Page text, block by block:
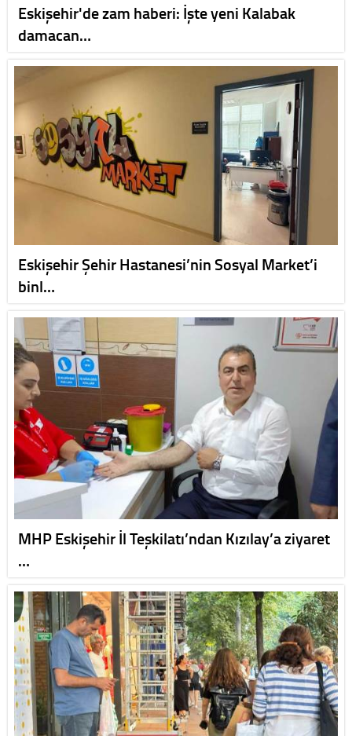
Eskişehir'de zam haberi: İşte yeni Kalabak
damacan…
Eskişehir Şehir Hastanesi’nin Sosyal Market’i
binl…
MHP Eskişehir İl Teşkilatı’ndan Kızılay’a ziyaret
…